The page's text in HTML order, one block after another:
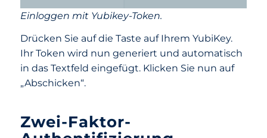
Einloggen mit Yubikey-Token.
Drücken Sie auf die Taste auf Ihrem YubiKey.
Ihr Token wird nun generiert und automatisch
in das Textfeld eingefügt. Klicken Sie nun auf
„Abschicken“.
Zwei-Faktor-